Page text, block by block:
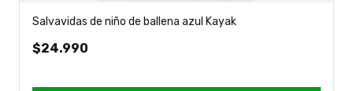
Salvavidas de niño de ballena azul Kayak
$24.990